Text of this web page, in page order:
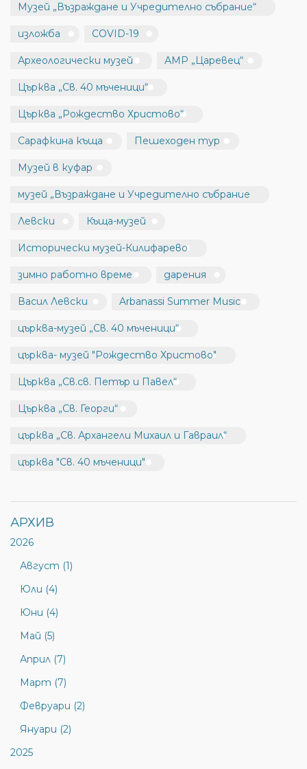
Музей „Възраждане и Учредително събрание“
изложба COVID-19
Археологически музей АМР „Царевец“
Църква „Св. 40 мъченици“
Църква „Рождество Христово“
Сарафкина къща Пешеходен тур
Музей в куфар
музей „Възраждане и Учредително събрание
Левски Къща-музей
Исторически музей-Килифарево
зимно работно време дарения
Васил Левски Arbanassi Summer Music
църква-музей „Св. 40 мъченици“
църква- музей "Рождество Христово"
Църква „Св.св. Петър и Павел“
Църква „Св. Георги“
църква „Св. Архангели Михаил и Гавраил“
църква "Св. 40 мъченици"
АРХИВ
2026
Август (1)
Юли (4)
Юни (4)
Май (5)
Април (7)
Март (7)
Февруари (2)
Януари (2)
2025